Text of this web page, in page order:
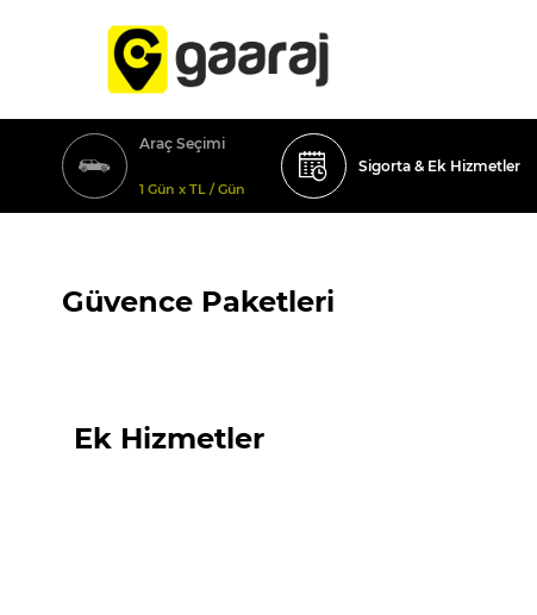
Araç Seçimi
1 Gün x TL / Gün
Sigorta & Ek Hizmetler
Güvence Paketleri
Ek Hizmetler